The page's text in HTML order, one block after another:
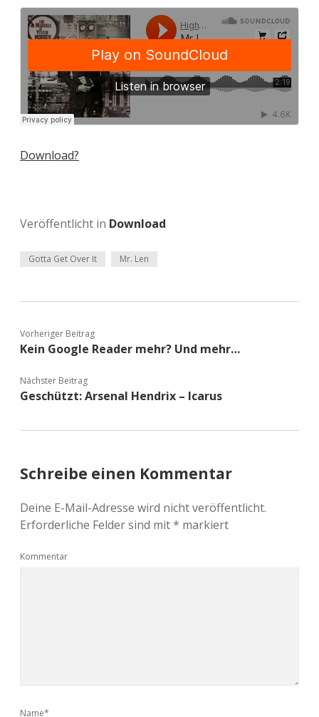
Download?
Veröffentlicht in Download
Gotta Get Over It Mr. Len
Vorheriger Beitrag
Kein Google Reader mehr? Und mehr…
Nächster Beitrag
Geschützt: Arsenal Hendrix – Icarus
Schreibe einen Kommentar
Deine E-Mail-Adresse wird nicht veröffentlicht.
Erforderliche Felder sind mit* markiert
Kommentar
Name*